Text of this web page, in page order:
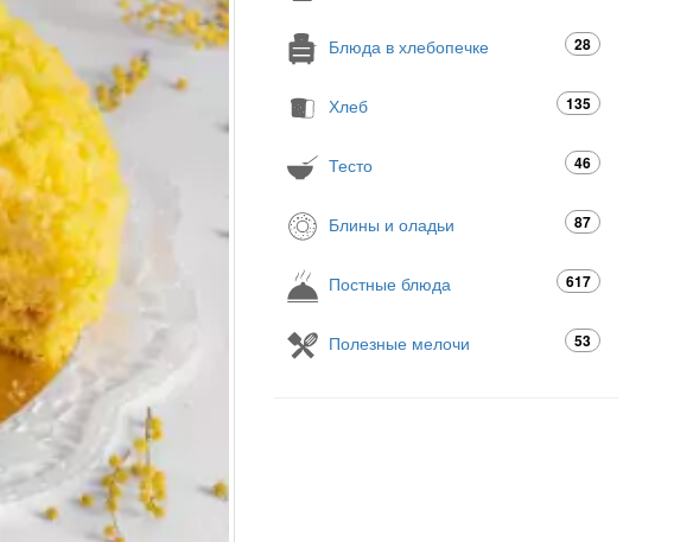
Блюда в хлебопечке 28
Хлеб 135
Тесто 46
Блины и оладьи 87
Постные блюда 617
Полезные мелочи 53